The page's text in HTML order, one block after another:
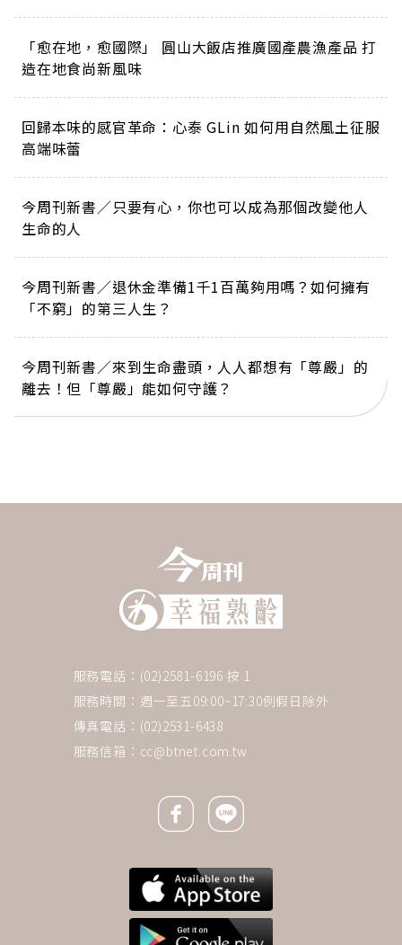
「愈在地，愈國際」 圓山大飯店推廣國產農漁產品 打
造在地食尚新風味
回歸本味的感官革命：心泰 GLin 如何用自然風土征服
高端味蕾
今周刊新書／只要有心，你也可以成為那個改變他人
生命的人
今周刊新書／退休金準備1千1百萬夠用嗎？如何擁有
「不窮」的第三人生？
今周刊新書／來到生命盡頭，人人都想有「尊嚴」的
離去！但「尊嚴」能如何守護？
服務電話：(02)2581-6196 按 1
服務時間：週一至五09:00~17:30例假日除外
傳真電話：(02)2531-6438
服務信箱： cc@btnet.com.tw
Facebook icon
Line icon